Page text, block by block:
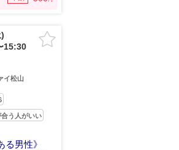
15:30
イ松山
う人がいい
る男性》